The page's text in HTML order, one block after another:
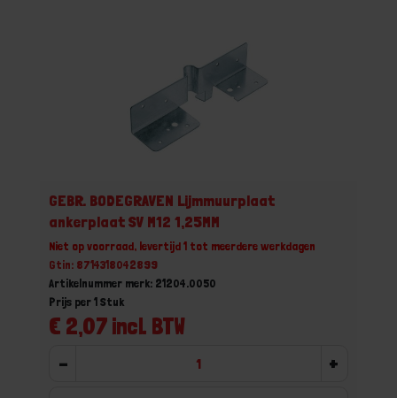
GEBR. BODEGRAVEN Lijmmuurplaat
ankerplaat SV M12 1,25MM
Niet op voorraad, levertijd 1 tot meerdere werkdagen
Gtin: 8714318042899
Artikelnummer merk: 21204.0050
€ 2,07 incl. BTW
Prijs per 1 Stuk
- +